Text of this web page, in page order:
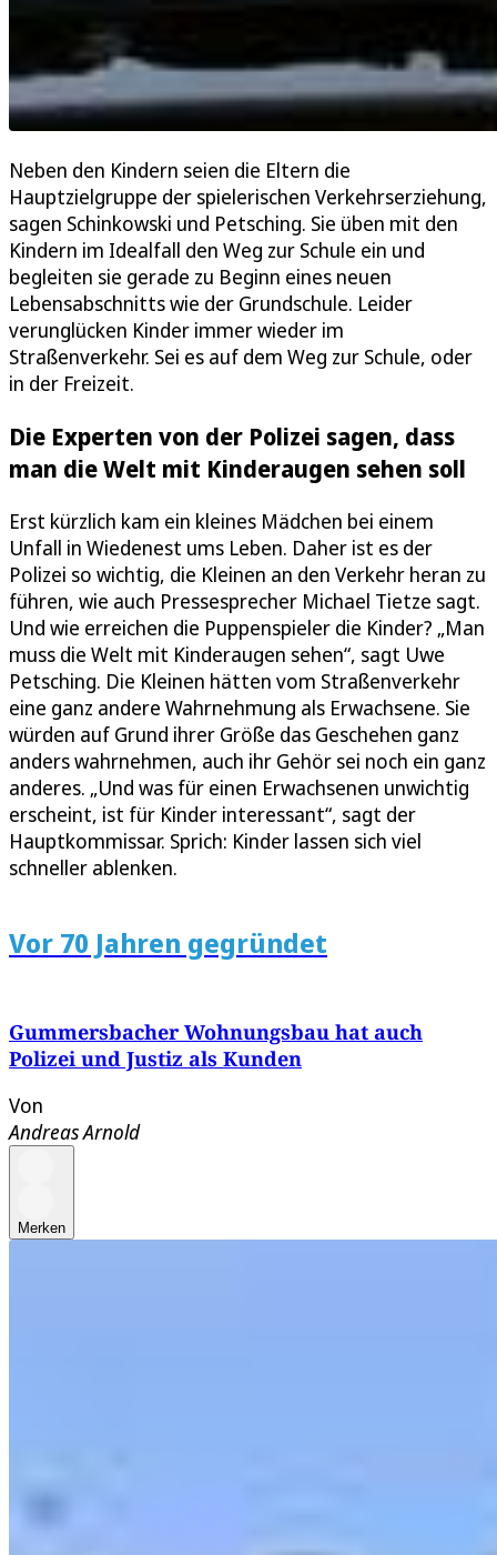
Neben den Kindern seien die Eltern die
Hauptzielgruppe der spielerischen Verkehrserziehung,
sagen Schinkowski und Petsching. Sie üben mit den
Kindern im Idealfall den Weg zur Schule ein und
begleiten sie gerade zu Beginn eines neuen
Lebensabschnitts wie der Grundschule. Leider
verunglücken Kinder immer wieder im
Straßenverkehr. Sei es auf dem Weg zur Schule, oder
in der Freizeit.
Die Experten von der Polizei sagen, dass
man die Welt mit Kinderaugen sehen soll
Erst kürzlich kam ein kleines Mädchen bei einem
Unfall in Wiedenest ums Leben. Daher ist es der
Polizei so wichtig, die Kleinen an den Verkehr heran zu
führen, wie auch Pressesprecher Michael Tietze sagt.
Und wie erreichen die Puppenspieler die Kinder? „Man
muss die Welt mit Kinderaugen sehen“, sagt Uwe
Petsching. Die Kleinen hätten vom Straßenverkehr
eine ganz andere Wahrnehmung als Erwachsene. Sie
würden auf Grund ihrer Größe das Geschehen ganz
anders wahrnehmen, auch ihr Gehör sei noch ein ganz
anderes. „Und was für einen Erwachsenen unwichtig
erscheint, ist für Kinder interessant“, sagt der
Hauptkommissar. Sprich: Kinder lassen sich viel
schneller ablenken.
Vor 70 Jahren gegründet
Gummersbacher Wohnungsbau hat auch
Polizei und Justiz als Kunden
Von
Andreas Arnold
Merken